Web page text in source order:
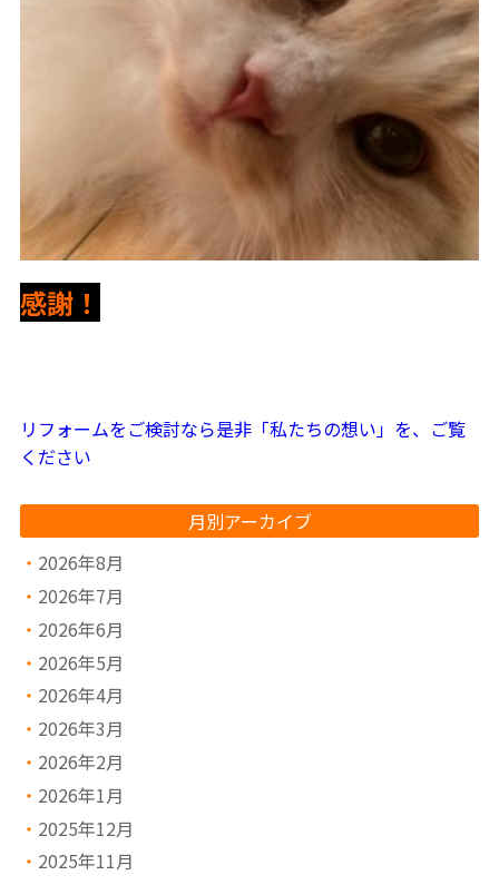
感謝！
リフォームをご検討なら是非「私たちの想い」を、ご覧
ください
月別アーカイブ
2026年8月
2026年7月
2026年6月
2026年5月
2026年4月
2026年3月
2026年2月
2026年1月
2025年12月
2025年11月